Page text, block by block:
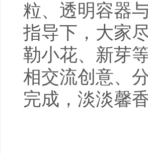
粒、透明容器
指导下，大家
勒小花、新芽
相交流创意、
完成，淡淡馨